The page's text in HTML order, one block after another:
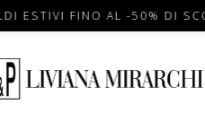
ESTIVI FINO AL -50% DI